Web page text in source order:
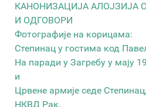
КАНОНИЗАЦИЈА АЛОЈЗИЈА
И ОДГОВОРИ
Фотографије на корицама:
Степинац у гостима код
На паради у Загребу у мају
и
Црвене армије седе
НКВД Рак.